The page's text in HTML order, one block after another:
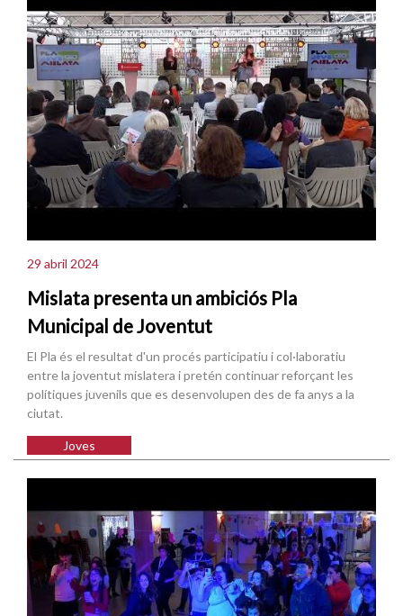
29 abril 2024
Mislata presenta un ambiciós Pla
Municipal de Joventut
El Pla és el resultat d'un procés participatiu i col·laboratiu
entre la joventut mislatera i pretén continuar reforçant les
polítiques juvenils que es desenvolupen des de fa anys a la
ciutat.
Joves